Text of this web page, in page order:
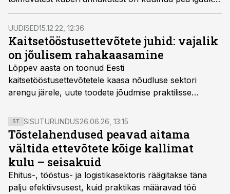
siis vähem teatakse, mis on elektrooniline
sõjapidamine, kinnitab Haldo-Rait Harro, kes tegi
TalTechis magistritöö elektroonilise sõjapidamise
olukorrateadlikkuse kuvamisest Eesti kaitseväes.
UUDISED15.12.22, 12:36
Kaitsetööstusettevõtete juhid: vajalik
on jõulisem rahakaasamine
Lõppev aasta on toonud Eesti
kaitsetööstusettevõtetele kaasa nõudluse sektori
arengu järele, uute toodete jõudmise praktilisse
kasutusse ning tugevnenud rahvusvahelise koostöö.
See kõik annab lootust kasvavateks rahvusvahelisteks
investeeringuteks, mille baasil tugevamalt maailma
suurriikidega konkureerida.
ST SISUTURUNDUS26.06.26, 13:15
Tõstelahendused peavad aitama
vältida ettevõtete kõige kallimat
kulu – seisakuid
Ehitus-, tööstus- ja logistikasektoris räägitakse täna
palju efektiivsusest, kuid praktikas määravad töö